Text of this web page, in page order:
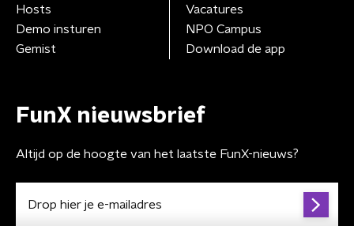
Hosts
Demo insturen
Gemist
Vacatures
NPO Campus
Download de app
FunX nieuwsbrief
Altijd op de hoogte van het laatste FunX-nieuws?